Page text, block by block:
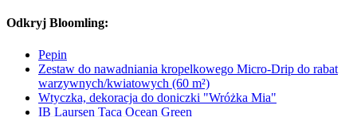
Odkryj Bloomling:
Pepin
Zestaw do nawadniania kropelkowego Micro-Drip do rabat
warzywnych/kwiatowych (60 m²)
Wtyczka, dekoracja do doniczki "Wróżka Mia"
IB Laursen Taca Ocean Green